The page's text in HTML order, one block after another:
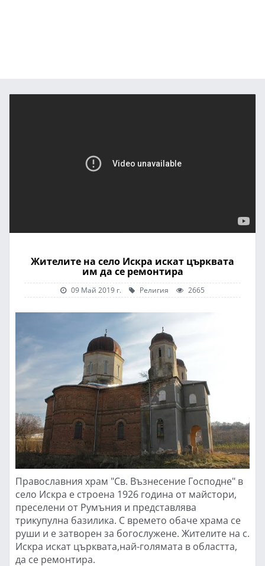
Жителите на село Искра искат църквата
им да се ремонтира
09 Май 2019 г. Религия 2665
Православния храм "Св. Възнесение Господне" в
село Искра е строена 1926 година от майстори,
преселени от Румъния и представлява
трикупулна базилика. С времето обаче храма се
руши и е затворен за богослужене. Жителите на с.
Искра искат църквата,най-голямата в областта,
да се ремонтира.